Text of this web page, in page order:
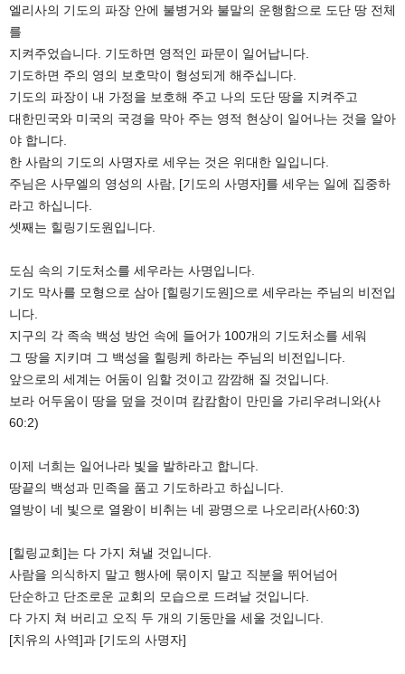
엘리사의 기도의 파장 안에 불병거와 불말의 운행함으로 도단 땅 전체
를
지켜주었습니다. 기도하면 영적인 파문이 일어납니다.
기도하면 주의 영의 보호막이 형성되게 해주십니다.
기도의 파장이 내 가정을 보호해 주고 나의 도단 땅을 지켜주고
대한민국와 미국의 국경을 막아 주는 영적 현상이 일어나는 것을 알아
야 합니다.
한 사람의 기도의 사명자로 세우는 것은 위대한 일입니다.
주님은 사무엘의 영성의 사람, [기도의 사명자]를 세우는 일에 집중하
라고 하십니다.
셋째는 힐링기도원입니다.
도심 속의 기도처소를 세우라는 사명입니다.
기도 막사를 모형으로 삼아 [힐링기도원]으로 세우라는 주님의 비전입
니다.
지구의 각 족속 백성 방언 속에 들어가 100개의 기도처소를 세워
그 땅을 지키며 그 백성을 힐링케 하라는 주님의 비전입니다.
앞으로의 세계는 어둠이 임할 것이고 깜깜해 질 것입니다.
보라 어두움이 땅을 덮을 것이며 캄캄함이 만민을 가리우려니와(사
60:2)
이제 너희는 일어나라 빛을 발하라고 합니다.
땅끝의 백성과 민족을 품고 기도하라고 하십니다.
열방이 네 빛으로 열왕이 비취는 네 광명으로 나오리라(사60:3)
[힐링교회]는 다 가지 쳐낼 것입니다.
사람을 의식하지 말고 행사에 묶이지 말고 직분을 뛰어넘어
단순하고 단조로운 교회의 모습으로 드려날 것입니다.
다 가지 쳐 버리고 오직 두 개의 기둥만을 세울 것입니다.
[치유의 사역]과 [기도의 사명자]